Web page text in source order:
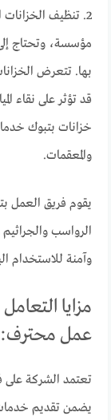
2. تنظيف
مؤسسة، وتحتاج
بها. تتعرض
قد تؤثر على نقاء
خزانات بتبوك
والمعقمات.
يقوم فريق العمل
الرواسب والجراثيم
وآمنة للاستخدام
مزايا
عمل محترف:
تعتمد الشركة على
يضمن تقديم